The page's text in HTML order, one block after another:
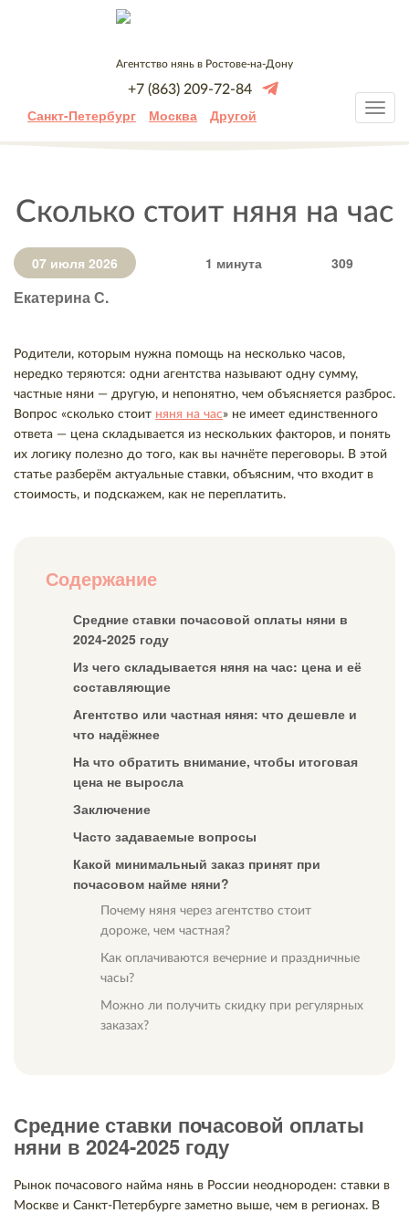
Агентство нянь в Ростове-на-Дону
+7 (863) 209-72-84
Санкт-Петербург Москва Другой
Сколько стоит няня на час
07 июля 2026 1 минута 309
Екатерина С.
Родители, которым нужна помощь на несколько часов,
нередко теряются: одни агентства называют одну сумму,
частные няни — другую, и непонятно, чем объясняется разброс.
Вопрос «сколько стоит няня на час» не имеет единственного
ответа — цена складывается из нескольких факторов, и понять
их логику полезно до того, как вы начнёте переговоры. В этой
статье разберём актуальные ставки, объясним, что входит в
стоимость, и подскажем, как не переплатить.
Содержание
Средние ставки почасовой оплаты няни в
2024-2025 году
Из чего складывается няня на час: цена и её
составляющие
Агентство или частная няня: что дешевле и
что надёжнее
На что обратить внимание, чтобы итоговая
цена не выросла
Заключение
Часто задаваемые вопросы
Какой минимальный заказ принят при
почасовом найме няни?
Почему няня через агентство стоит
дороже, чем частная?
Как оплачиваются вечерние и праздничные
часы?
Можно ли получить скидку при регулярных
заказах?
Средние ставки почасовой оплаты
няни в 2024-2025 году
Рынок почасового найма нянь в России неоднороден: ставки в
Москве и Санкт-Петербурге заметно выше, чем в регионах. В